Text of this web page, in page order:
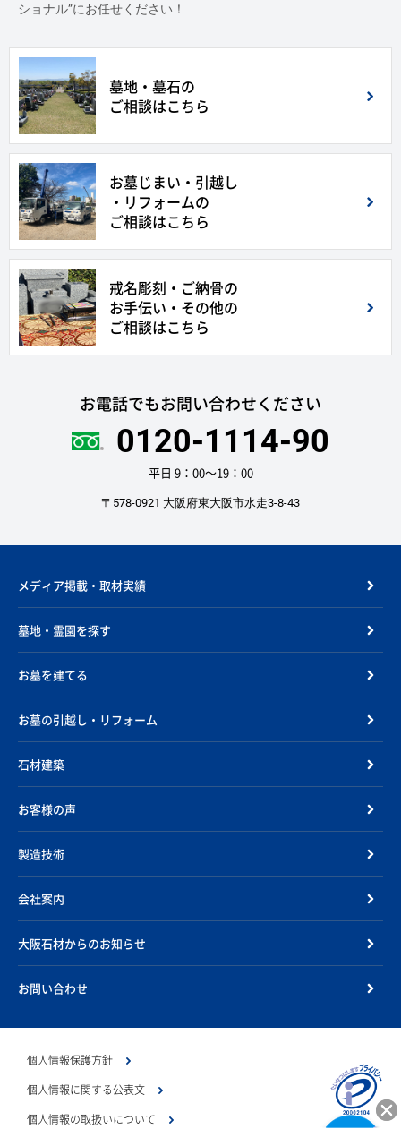
ショナル”にお任せください！
墓地・墓石の
ご相談はこちら
お墓じまい・引越し
・リフォームの
ご相談はこちら
戒名彫刻・ご納骨の
お手伝い・その他の
ご相談はこちら
お電話でもお問い合わせください
0120-1114-90
平日 9：00〜19：00
〒578-0921 大阪府東大阪市水走3-8-43
メディア掲載・取材実績
墓地・霊園を探す
お墓を建てる
お墓の引越し・リフォーム
石材建築
お客様の声
製造技術
会社案内
大阪石材からのお知らせ
お問い合わせ
個人情報保護方針
個人情報に関する公表文
個人情報の取扱いについて